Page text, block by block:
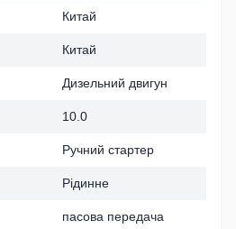
Китай
Китай
Дизельний двигун
10.0
Ручний стартер
Рідинне
пасова передача